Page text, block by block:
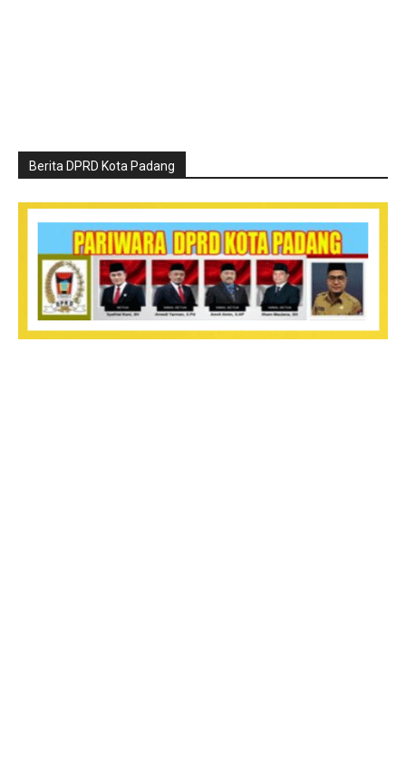
Berita DPRD Kota Padang